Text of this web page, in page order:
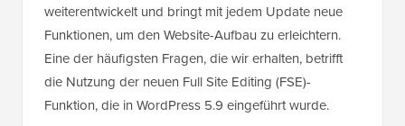
weiterentwickelt und bringt mit jedem Update neue
Funktionen, um den Website-Aufbau zu erleichtern.
Eine der häufigsten Fragen, die wir erhalten, betrifft
die Nutzung der neuen Full Site Editing (FSE)-
Funktion, die in WordPress 5.9 eingeführt wurde.